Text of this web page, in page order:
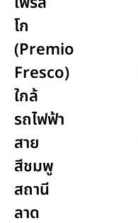
โก
(Premio
Fresco)
ใกล้
รถไฟฟ้า
สาย
สีชมพู
สถานี
ลาด